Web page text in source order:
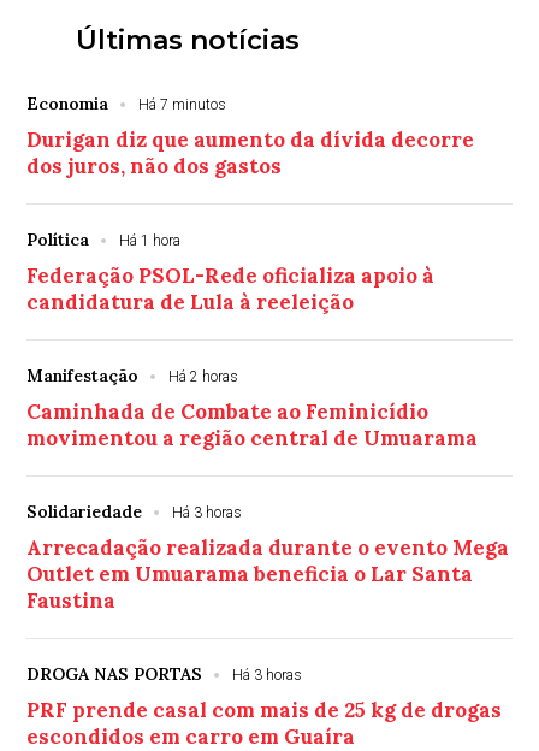
Últimas notícias
Economia Há 7 minutos
Durigan diz que aumento da dívida decorre
dos juros, não dos gastos
Política Há 1 hora
Federação PSOL-Rede oficializa apoio à
candidatura de Lula à reeleição
Manifestação Há 2 horas
Caminhada de Combate ao Feminicídio
movimentou a região central de Umuarama
Solidariedade Há 3 horas
Arrecadação realizada durante o evento Mega
Outlet em Umuarama beneficia o Lar Santa
Faustina
DROGA NAS PORTAS Há 3 horas
PRF prende casal com mais de 25 kg de drogas
escondidos em carro em Guaíra